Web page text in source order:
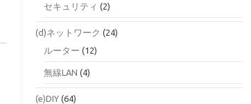
セキュリティ (2)
(d)ネットワーク (24)
ルーター (12)
無線LAN (4)
(e)DIY (64)